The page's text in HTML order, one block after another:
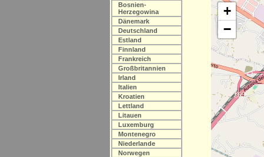
Bosnien-
Herzegowina
Dänemark
Deutschland
Estland
Finnland
Frankreich
Großbritannien
Irland
Italien
Kroatien
Lettland
Litauen
Luxemburg
Montenegro
Niederlande
Norwegen
+
−